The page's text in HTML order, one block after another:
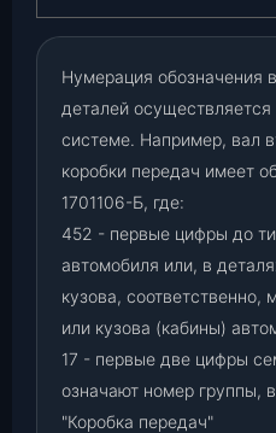
Нумерация обозначения
деталей
системе. Например, вал
коробки передач имеет
1701106-Б, где:
452 - первые цифры до
автомобиля или, в
кузова, соответственно,
или кузова (кабины)
17 - первые две цифры
означают номер группы,
"Коробка передач"